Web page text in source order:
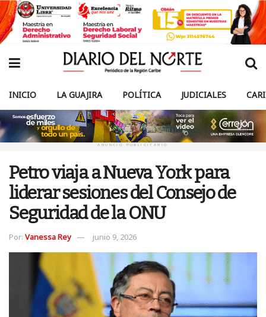
INICIO LA GUAJIRA POLÍTICA JUDICIALES
ANUNCIO PUBLICITARIO
Petro viaja a Nueva York para
liderar sesiones del Consejo de
Seguridad de la ONU
Por: Vanessa Rey junio 9, 2026